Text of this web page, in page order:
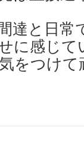
達と日常
に感じて
をつけ